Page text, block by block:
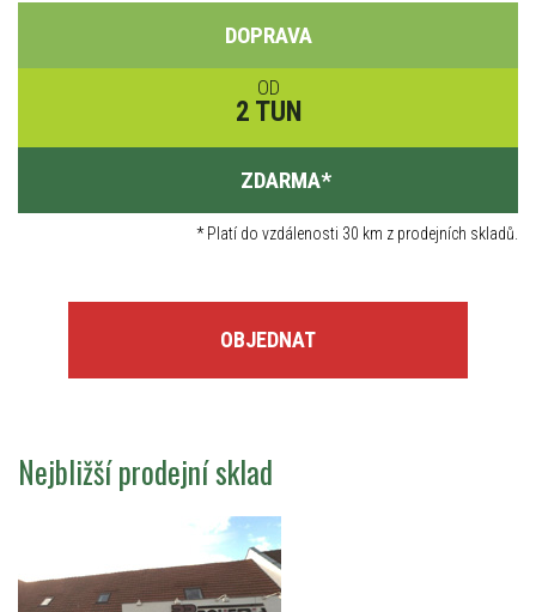
DOPRAVA
OD
2 TUN
ZDARMA*
*Platí do vzdálenosti 30 km z prodejních skladů.
OBJEDNAT
Nejbližší prodejní sklad